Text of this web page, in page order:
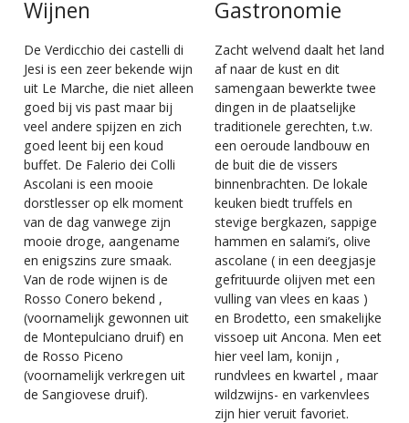
Wijnen
De Verdicchio dei castelli di
Jesi is een zeer bekende wijn
uit Le Marche, die niet alleen
goed bij vis past maar bij
veel andere spijzen en zich
goed leent bij een koud
buffet. De Falerio dei Colli
Ascolani is een mooie
dorstlesser op elk moment
van de dag vanwege zijn
mooie droge, aangename
en enigszins zure smaak.
Van de rode wijnen is de
Rosso Conero bekend ,
(voornamelijk gewonnen uit
de Montepulciano druif) en
de Rosso Piceno
(voornamelijk verkregen uit
de Sangiovese druif).
Gastronomie
Zacht welvend daalt het land
af naar de kust en dit
samengaan bewerkte twee
dingen in de plaatselijke
traditionele gerechten, t.w.
een oeroude landbouw en
de buit die de vissers
binnenbrachten. De lokale
keuken biedt truffels en
stevige bergkazen, sappige
hammen en salami’s, olive
ascolane ( in een deegjasje
gefrituurde olijven met een
vulling van vlees en kaas )
en Brodetto, een smakelijke
vissoep uit Ancona. Men eet
hier veel lam, konijn ,
rundvlees en kwartel , maar
wildzwijns- en varkenvlees
zijn hier veruit favoriet.